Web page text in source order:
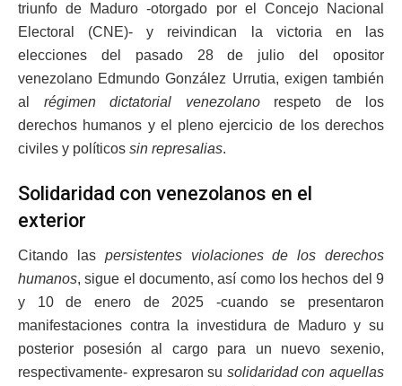
triunfo de Maduro -otorgado por el Concejo Nacional
Electoral (CNE)- y reivindican la victoria en las
elecciones del pasado 28 de julio del opositor
venezolano Edmundo González Urrutia, exigen también
al régimen dictatorial venezolanorespeto de los
derechos humanos y el pleno ejercicio de los derechos
civiles y políticos sin represalias.
Solidaridad con venezolanos en el
exterior
Citando las persistentes violaciones de los derechos
humanos, sigue el documento, así como los hechos del 9
y 10 de enero de 2025 -cuando se presentaron
manifestaciones contra la investidura de Maduro y su
posterior posesión al cargo para un nuevo sexenio,
respectivamente- expresaron su solidaridad con aquellas